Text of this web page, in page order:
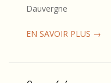
Dauvergne
EN SAVOIR PLUS →